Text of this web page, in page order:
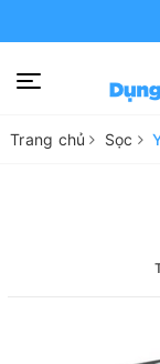
Trang chủ Sọc